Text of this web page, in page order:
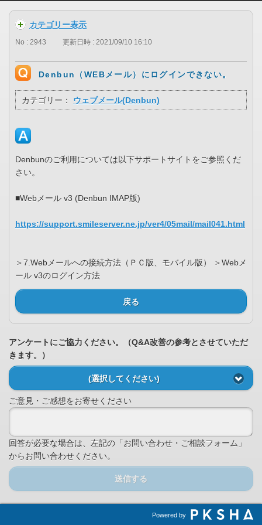
カテゴリー表示
No : 2943 更新日時 : 2021/09/10 16:10
Denbun（WEBメール）にログインできない。
カテゴリー： ウェブメール(Denbun)
Denbunのご利用については以下サポートサイトをご参照くだ
さい。
■Webメール v3 (Denbun IMAP版)
https://support.smileserver.ne.jp/ver4/05mail/mail041.html
＞7.Webメールへの接続方法（ＰＣ版、モバイル版） ＞Webメ
ール v3のログイン方法
戻る
アンケートにご協力ください。（Q&A改善の参考とさせていただ
きます。）
(選択してください)
ご意見・ご感想をお寄せください
回答が必要な場合は、左記の「お問い合わせ・ご相談フォーム」
からお問い合わせください。
送信する
Powered by